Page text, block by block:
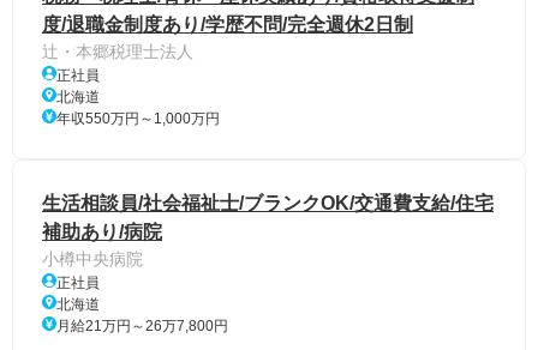
度/退職金制度あり/学歴不問/完全週休2日制
辻・本郷税理士法人
正社員
北海道
年収550万円～1,000万円
生活相談員/社会福祉士/ブランクOK/交通費支給/住宅
補助あり/病院
小樽中央病院
正社員
北海道
月給21万円～26万7,800円